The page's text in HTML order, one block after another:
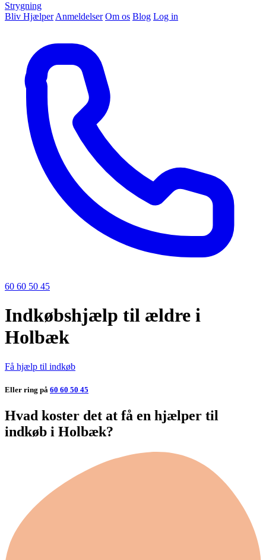
Strygning
Bliv Hjælper Anmeldelser Om os Blog Log in
60 60 50 45
Indkøbshjælp til ældre i
Holbæk
Få hjælp til indkøb
Eller ring på 60 60 50 45
Hvad koster det at få en hjælper til
indkøb i Holbæk?